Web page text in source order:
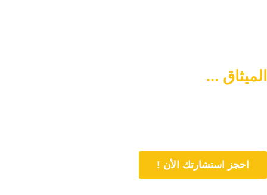
الميثاق ...
احجز استشارتك الأن !